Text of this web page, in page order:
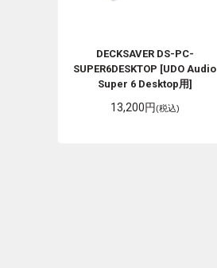
DECKSAVER DS-PC-
SUPER6DESKTOP [UDO Audio
Super 6 Desktop用]
13,200円(税込)